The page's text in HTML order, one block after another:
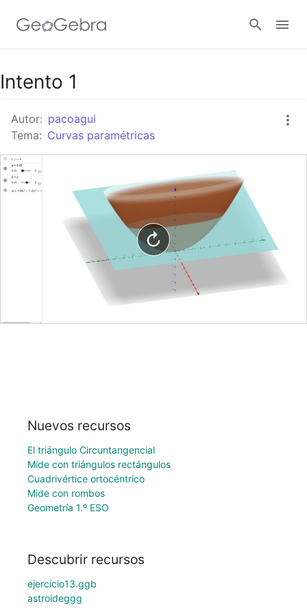
Google Classroom
GeoGebra Classroom
Abrir sesión
Intento 1
Autor: pacoagui
Tema: Curvas paramétricas
Nuevos recursos
El triángulo Circuntangencial
Mide con triángulos rectángulos
Cuadrivértice ortocéntrico
Mide con rombos
Geometría 1.º ESO
Descubrir recursos
ejercicio13.ggb
astroideggg